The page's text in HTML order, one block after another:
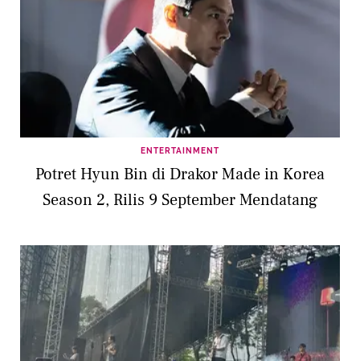
ENTERTAINMENT
Potret Hyun Bin di Drakor Made in Korea
Season 2, Rilis 9 September Mendatang